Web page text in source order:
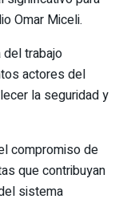
Omar Miceli.
del trabajo
actores del
la seguridad y
compromiso de
que contribuyan
sistema